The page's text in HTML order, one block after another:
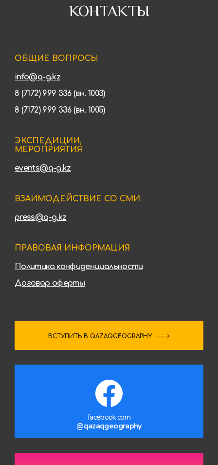
КОНТАКТЫ
ОБЩИЕ ВОПРОСЫ
info@q-g.kz
8 (7172) 999 336 (вн. 1003)
8 (7172) 999 336 (вн. 1005)
ЭКСПЕДИЦИИ,
МЕРОПРИЯТИЯ
events@q-g.kz
ВЗАИМОДЕЙСТВИЕ СО СМИ
press@q-g.kz
ПРАВОВАЯ ИНФОРМАЦИЯ
Политика конфиденциальности
Договор оферты
ВСТУПИТЬ В QAZAQGEOGRAPHY
facebook.com
@qazaqgeography